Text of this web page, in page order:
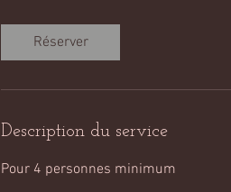
Réserver
Description du service
Pour 4 personnes minimum